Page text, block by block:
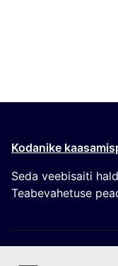
Kodanike
Seda veebisaiti
Teabevahetuse